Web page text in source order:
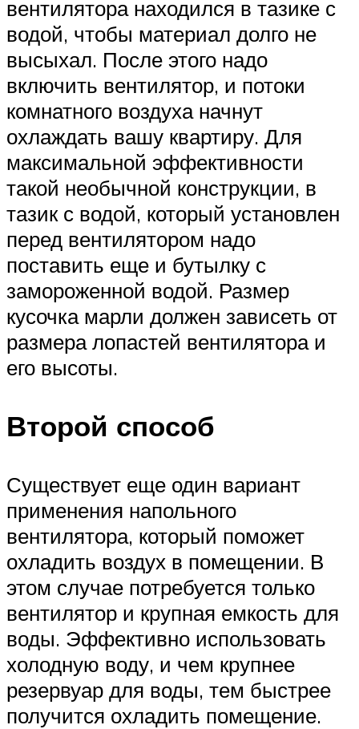
вентилятора находился в тазике с
водой, чтобы материал долго не
высыхал. После этого надо
включить вентилятор, и потоки
комнатного воздуха начнут
охлаждать вашу квартиру. Для
максимальной эффективности
такой необычной конструкции, в
тазик с водой, который установлен
перед вентилятором надо
поставить еще и бутылку с
замороженной водой. Размер
кусочка марли должен зависеть от
размера лопастей вентилятора и
его высоты.
Второй способ
Существует еще один вариант
применения напольного
вентилятора, который поможет
охладить воздух в помещении. В
этом случае потребуется только
вентилятор и крупная емкость для
воды. Эффективно использовать
холодную воду, и чем крупнее
резервуар для воды, тем быстрее
получится охладить помещение.